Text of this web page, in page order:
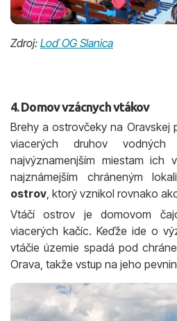
Zdroj: Loď OG Slanica
4. Domov vzácnych vtákov
Brehy a ostrovčeky na Oravskej
viacerých druhov
najvýznamenjším miestam ich
najznámejším chráneným
ostrov, ktorý vznikol rovnako
Vtáčí ostrov je domovom
viacerých kačíc. Keďže ide o
vtáčie územie spadá pod
Orava, takže vstup na jeho